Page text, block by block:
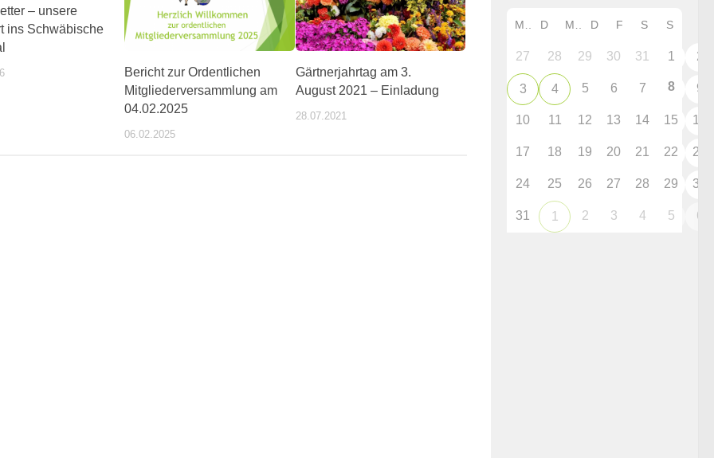
– unsere
ins Schwäbische
Bericht zur Ordentlichen
Mitgliederversammlung am
04.02.2025
06.02.2025
Gärtnerjahrtag am 3.
August 2021 – Einladung
28.07.2021
D D F S S
27 28 29 30 31 1 2
3 4 5 6 7 8 9
10 11 12 13 14 15 16
17 18 19 20 21 22 23
24 25 26 27 28 29 30
31 1 2 3 4 5 6